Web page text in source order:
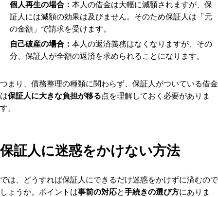
個人再生の場合： 本人の借金は大幅に減額されますが、保
証人には減額の効果は及びません。そのため保証人は「元
の金額」で請求を受けます。
自己破産の場合： 本人の返済義務はなくなりますが、その
分、保証人が全額の返済を求められることになります。
つまり、債務整理の種類に関わらず、保証人がついている借金
は保証人に大きな負担が移る点を理解しておく必要がありま
す。
保証人に迷惑をかけない方法
では、どうすれば保証人にできるだけ迷惑をかけずに済むので
しょうか。ポイントは事前の対応と手続きの選び方にありま